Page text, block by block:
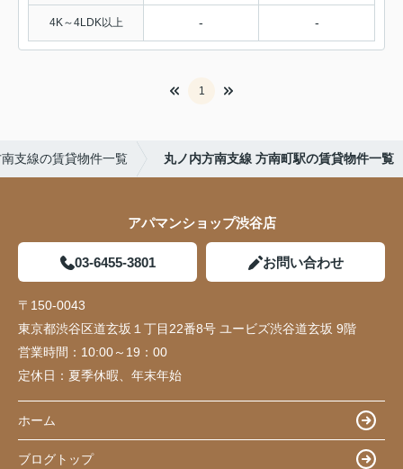
4K～4LDK以上 - -
1
支線の賃貸物件一覧 丸ノ内方南支線 方南町駅の賃貸物件一覧
アパマンショップ渋谷店
03-6455-3801 お問い合わせ
〒150-0043
東京都渋谷区道玄坂１丁目22番8号 ユービズ渋谷道玄坂 9階
営業時間： 10:00～19：00
定休日： 夏季休暇、年末年始
ホーム
ブログトップ